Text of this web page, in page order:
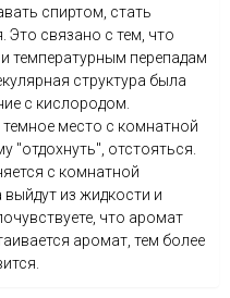
спиртом, стать
Это связано с тем, что
температурным перепадам
структура была
с кислородом.
место с комнатной
"отдохнуть", отстояться.
с комнатной
выйдут из жидкости и
что аромат
аромат, тем более